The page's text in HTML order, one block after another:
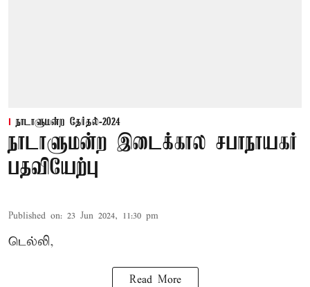
நாடாளுமன்ற தேர்தல்-2024
நாடாளுமன்ற இடைக்கால சபாநாயகர்
பதவியேற்பு
Published on: 23 Jun 2024, 11:30 pm
டெல்லி,
Read More